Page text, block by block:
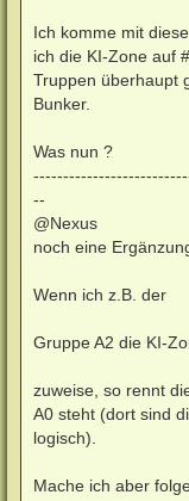
Ich komme mit
ich die KI-Zone auf
Truppen überhaupt
Bunker.
Was nun ?
--
@Nexus
noch eine
Wenn ich z.B. der
Gruppe A2 die KI-
zuweise, so rennt
A0 steht (dort sind
logisch).
Mache ich aber